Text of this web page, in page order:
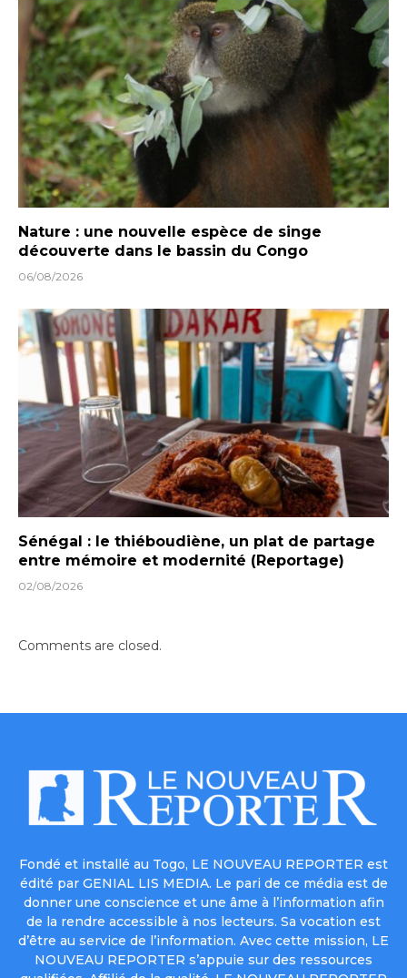
Nature : une nouvelle espèce de singe
découverte dans le bassin du Congo
06/08/2026
Sénégal : le thiéboudiène, un plat de partage
entre mémoire et modernité (Reportage)
02/08/2026
Comments are closed.
Fondé et installé au Togo, LE NOUVEAU REPORTER est
édité par GENIAL LIS MEDIA. Le pari de ce média est de
donner une conscience et une âme à l’information afin
de la rendre accessible à nos lecteurs. Sa vocation est
d’être au service de l’information. Avec cette mission, LE
NOUVEAU REPORTER s’appuie sur des ressources